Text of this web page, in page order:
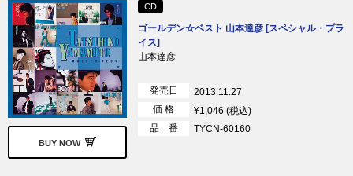
BUY NOW
CD
ゴールデン☆ベスト 山本達彦 [スペシャル・プラ
イス]
山本達彦
発売日
2013.11.27
価 格
¥1,046 (税込)
品 番
TYCN-60160